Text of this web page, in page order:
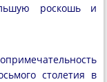
роскошь и
столетия в